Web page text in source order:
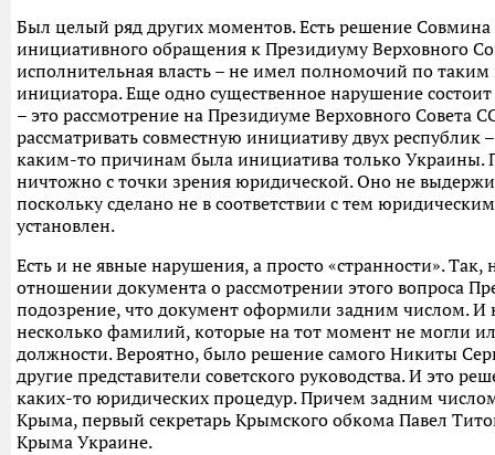
Был целый ряд других моментов. Есть решение Совмина
инициативного обращения к Президиуму Верховного
исполнительная власть – не имел полномочий по таким
инициатора. Еще одно существенное нарушение
– это рассмотрение на Президиуме Верховного Совета
рассматривать совместную инициативу двух
каким-то причинам была инициатива только Украины.
ничтожно с точки зрения юридической. Оно не
поскольку сделано не в соответствии с тем
установлен.
Есть и не явные нарушения, а просто «странности».
отношении документа о рассмотрении этого вопроса
подозрение, что документ оформили задним числом. И
несколько фамилий, которые на тот момент не могли
должности. Вероятно, было решение самого Никиты
другие представители советского руководства. И это
каких-то юридических процедур. Причем задним
Крыма, первый секретарь Крымского обкома Павел
Крыма Украине.